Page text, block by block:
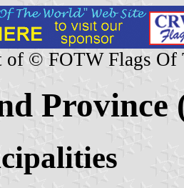
of © FOTW Flags Of
Province